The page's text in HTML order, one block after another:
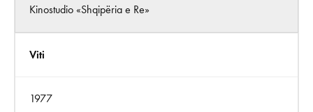
Kinostudio «Shqipëria e Re»
Viti
1977